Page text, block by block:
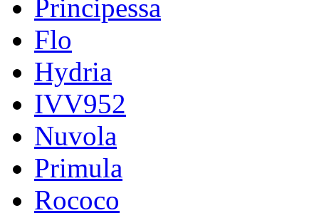
Principessa
Flo
Hydria
IVV952
Nuvola
Primula
Rococo